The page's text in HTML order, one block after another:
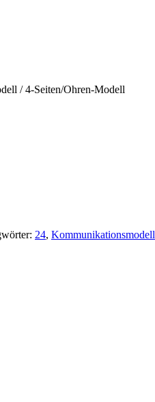
/ 4-Seiten/Ohren-Modell
24, Kommunikationsmodell